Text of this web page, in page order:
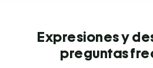
Expresiones y
preguntas